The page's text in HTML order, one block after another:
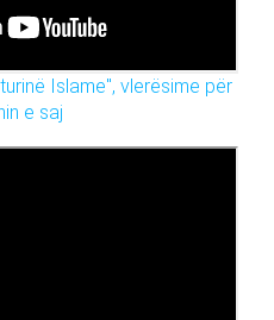
Islame", vlerësime për
e saj